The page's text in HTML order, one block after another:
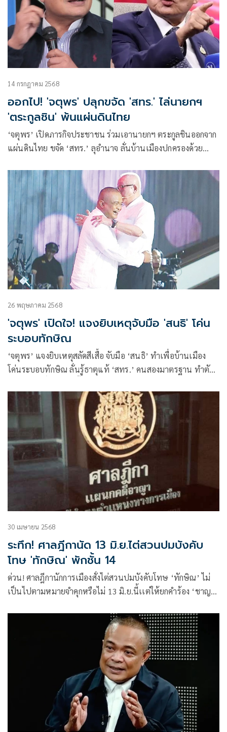
14 กรกฎาคม 2568
ออกไป! 'จตุพร' ปลุกขจัด 'สทร.' ไล่นายกฯ
'ตระกูลชิน' พ้นแผ่นดินไทย
‘จตุพร’ เปิดภารกิจประชาชน ร่วมเอานายกฯ ตระกูลชินออกจาก
แผ่นดินไทย ขจัด ‘สทร.’ ลุอำนาจ ลั่นบ้านเมืองปกครองด้วย
26 พฤษภาคม 2568
'จตุพร' เปิดใจ! แจงยิบเหตุจับมือ 'สนธิ' โค่น
ระบอบทักษิณ
‘จตุพร’ แจงยิบเหตุสลัดสีเสื้อ จับมือ ‘สนธิ’ ทำเพื่อบ้านเมือง
โค่นระบอบทักษิณ ลั่นรู้ธาตุแท้ ‘สทร.’ คนสองมาตรฐาน ทำตัว
30 เมษายน 2568
ระทึก! ศาลฎีกานัด 13 มิ.ย.ไต่สวนปมบังคับ
โทษ 'ทักษิณ' พักชั้น 14
ด่วน! ศาลฎีกานักการเมืองสั่งไต่สวนปมบังคับโทษ ‘ทักษิณ’ ไม่
เป็นไปตามหมายจำคุกหรือไม่ 13 มิ.ย.นี้เเต่ให้ยกคำร้อง ‘ชาญ